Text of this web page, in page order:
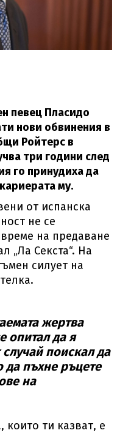
певец Пласидо
нови обвинения в
Ройтерс в
три години след
го принудиха да
му.
от испанска
не се
на предаване
„Ла Секста“. На
силует на
жертва
опитал да я
поискал да
да пъхне ръцете
на
които ти казват, е